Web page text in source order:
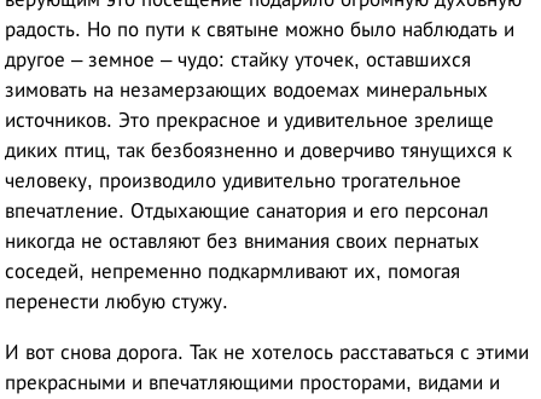
радость. Но по пути к святыне можно было наблюдать и
другое – земное – чудо: стайку уточек, оставшихся
зимовать на незамерзающих водоемах минеральных
источников. Это прекрасное и удивительное зрелище
диких птиц, так безбоязненно и доверчиво тянущихся к
человеку, производило удивительно трогательное
впечатление. Отдыхающие санатория и его персонал
никогда не оставляют без внимания своих пернатых
соседей, непременно подкармливают их, помогая
перенести любую стужу.
И вот снова дорога. Так не хотелось расставаться с этими
прекрасными и впечатляющими просторами, видами и